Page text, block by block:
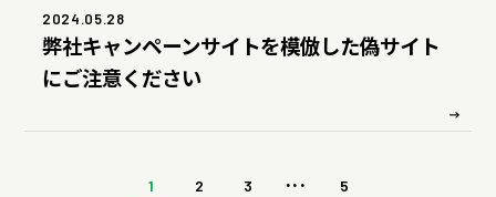
2024.05.28
弊社キャンペーンサイトを模倣した偽サイト
にご注意ください
1 2 3 ... 5